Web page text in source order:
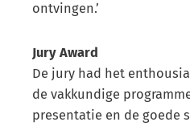
ontvingen.’
Jury Award
De jury had het
de vakkundige
presentatie en de goede